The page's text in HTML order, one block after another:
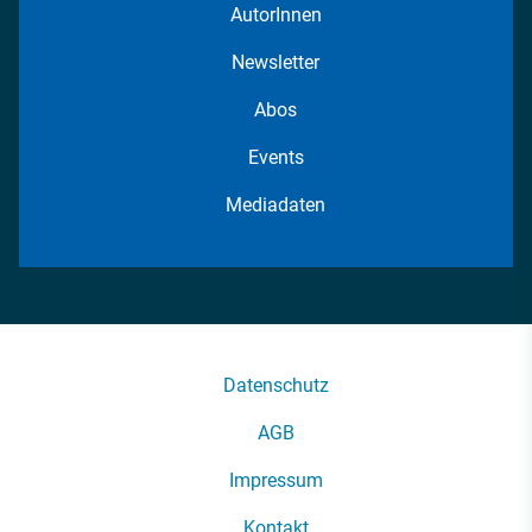
AutorInnen
Newsletter
Abos
Events
Mediadaten
Datenschutz
AGB
Impressum